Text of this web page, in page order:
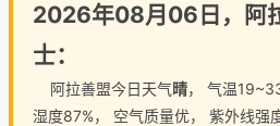
2026年08月06日，阿
士：
阿拉善盟今日天气晴， 气温
湿度87%， 空气质量优， 紫外线强